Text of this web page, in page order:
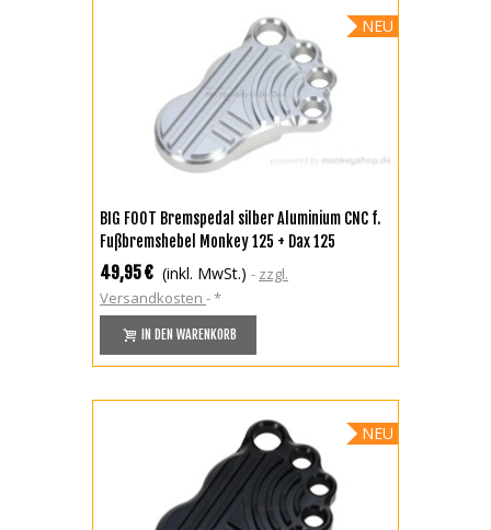
NEU
BIG FOOT Bremspedal silber Aluminium CNC f.
Fußbremshebel Monkey 125 + Dax 125
49,95 € (inkl. MwSt.)
zzgl.
Versandkosten
*
IN DEN WARENKORB
NEU